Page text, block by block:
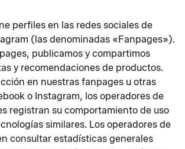
perfiles en las redes sociales de
(las denominadas «Fanpages»).
publicamos y compartimos
y recomendaciones de productos.
en nuestras fanpages u otras
o Instagram, los operadores de
registran su comportamiento de uso
similares. Los operadores de
consultar estadísticas generales